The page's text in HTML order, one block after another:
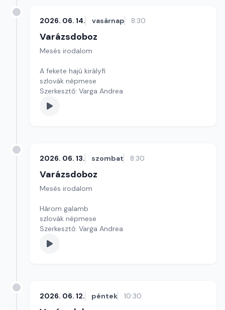
2026. 06. 14. vasárnap 8:30
Varázsdoboz
Mesés irodalom
A fekete hajú királyfi
szlovák népmese
Szerkesztő: Varga Andrea
2026. 06. 13. szombat 8:30
Varázsdoboz
Mesés irodalom
Három galamb
szlovák népmese
Szerkesztő: Varga Andrea
2026. 06. 12. péntek 10:30